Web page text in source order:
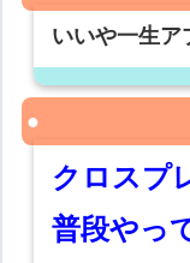
いいや一生ア
クロスプ
普段やっ